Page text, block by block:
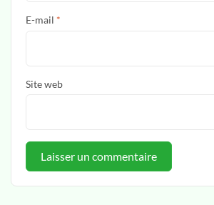
E-mail *
Site web